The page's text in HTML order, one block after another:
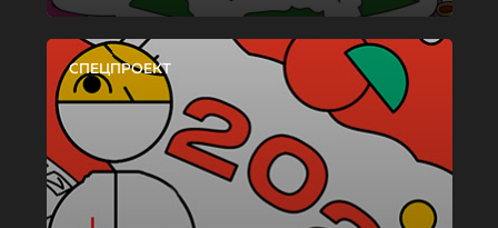
СПЕЦПРОЕКТ